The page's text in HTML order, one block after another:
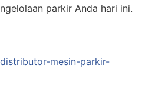
parkir Anda hari ini.
mesin-parkir-